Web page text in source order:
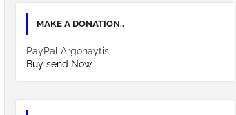
MAKE A DONATION..
PayPal Argonaytis
Buy send Now